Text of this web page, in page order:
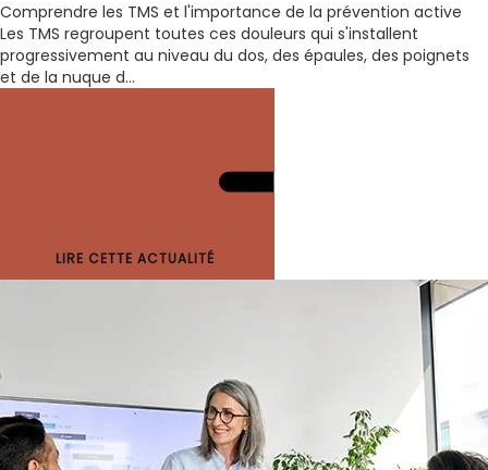
Comprendre les TMS et l'importance de la prévention active
Les TMS regroupent toutes ces douleurs qui s'installent
progressivement au niveau du dos, des épaules, des poignets
et de la nuque d...
LIRE CETTE ACTUALITÉ